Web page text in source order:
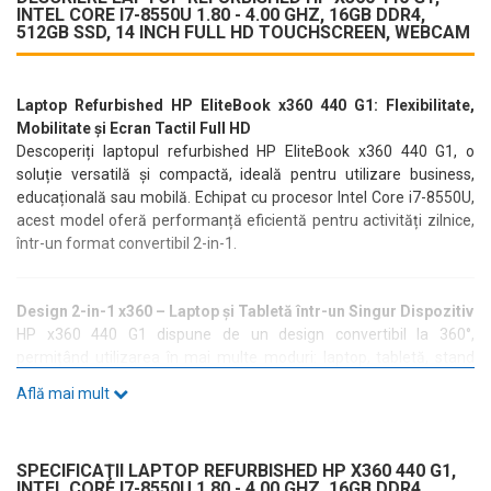
INTEL CORE I7-8550U 1.80 - 4.00 GHZ, 16GB DDR4,
512GB SSD, 14 INCH FULL HD TOUCHSCREEN, WEBCAM
Laptop Refurbished HP EliteBook x360 440 G1: Flexibilitate,
Mobilitate și Ecran Tactil Full HD
Descoperiți laptopul refurbished HP EliteBook x360 440 G1, o
soluție versatilă și compactă, ideală pentru utilizare business,
educațională sau mobilă. Echipat cu procesor Intel Core i7-8550U,
acest model oferă performanță eficientă pentru activități zilnice,
într-un format convertibil 2-in-1.
Design 2-in-1 x360 – Laptop și Tabletă într-un Singur Dispozitiv
HP x360 440 G1 dispune de un design convertibil la 360°,
rapide și lucru din mers.
Performanță Eficientă cu Intel Core i7-8550U
Află mai mult
SPECIFICAŢII LAPTOP REFURBISHED HP X360 440 G1,